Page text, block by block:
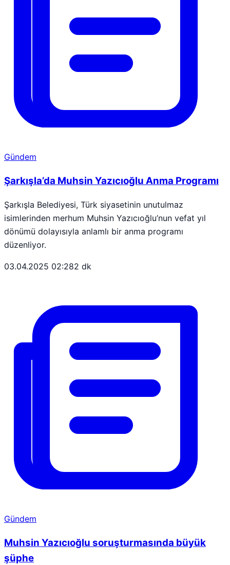
Gündem
Şarkışla’da Muhsin Yazıcıoğlu Anma Programı
Şarkışla Belediyesi, Türk siyasetinin unutulmaz
isimlerinden merhum Muhsin Yazıcıoğlu’nun vefat yıl
dönümü dolayısıyla anlamlı bir anma programı
düzenliyor.
03.04.2025 02:282 dk
Gündem
Muhsin Yazıcıoğlu soruşturmasında büyük
şüphe